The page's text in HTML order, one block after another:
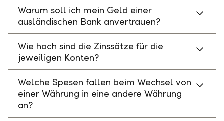
Warum soll ich mein Geld einer
ausländischen Bank anvertrauen?
Wie hoch sind die Zinssätze für die
jeweiligen Konten?
Welche Spesen fallen beim Wechsel von
einer Währung in eine andere Währung
an?